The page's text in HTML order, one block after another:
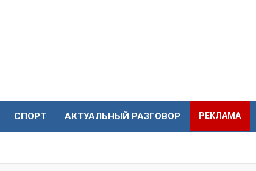
СПОРТ АКТУАЛЬНЫЙ РАЗГОВОР РЕКЛАМА